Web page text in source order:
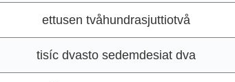
ettusen tvåhundrasjuttiotvå
tisíc dvasto sedemdesiat dva